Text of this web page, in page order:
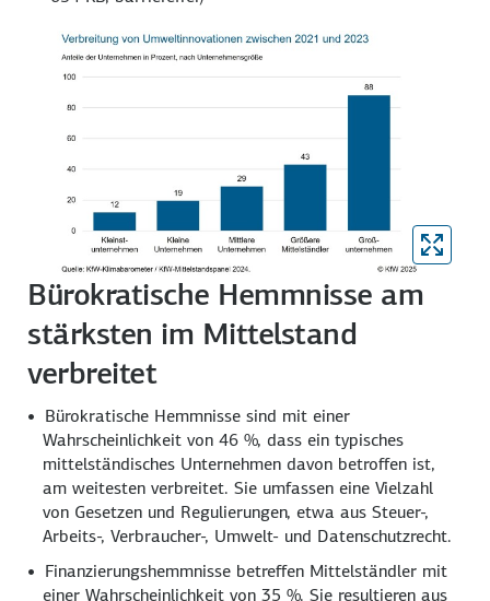
Bürokratische Hemmnisse am
stärksten im Mittelstand
verbreitet
Bürokratische Hemmnisse sind mit einer
Wahrscheinlichkeit von46 %, dass ein typisches
mittelständisches Unternehmen davon betroffen ist,
am weitesten verbreitet. Sie umfassen eine Vielzahl
von Gesetzen und Regulierungen, etwa aus Steuer-,
Arbeits-, Verbraucher-, Umwelt- und Datenschutzrecht.
Finanzierungshemmnisse betreffen Mittelständler mit
einer Wahrscheinlichkeit von35 %. Sie resultieren aus